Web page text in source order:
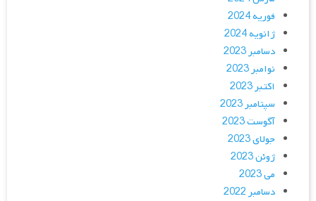
فوریه 2024
ژانویه 2024
دسامبر 2023
نوامبر 2023
اکتبر 2023
سپتامبر 2023
آگوست 2023
جولای 2023
ژوئن 2023
می 2023
دسامبر 2022